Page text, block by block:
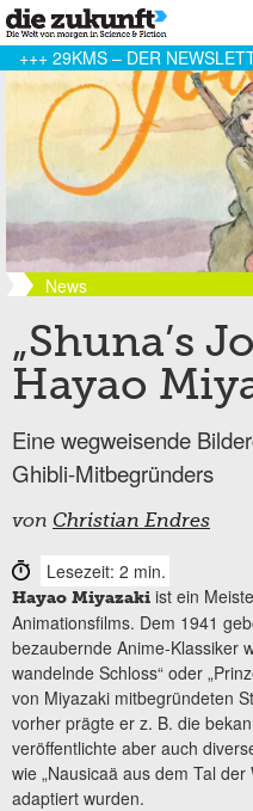
+++ 29KMS – DER
News
„Shuna’s
Hayao
Eine wegweisende
Ghibli-Mitbegründers
von Christian Endres
Lesezeit: 2 min.
Hayao Miyazaki ist ein
Animationsfilms. Dem 1941
bezaubernde Anime-Klassiker
wandelnde Schloss“ oder
von Miyazaki mitbegründeten
vorher prägte er z. B. die
veröffentlichte aber auch
wie „Nausicaä aus dem Tal
adaptiert wurden.